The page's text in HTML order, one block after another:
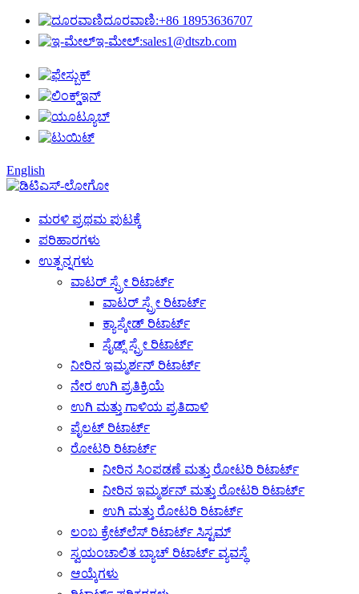
ದೂರವಾಣಿ:+86 18953636707
ಇ-ಮೇಲ್:sales1@dtszb.com
English
ಮರಳಿ ಪ್ರಥಮ ಪುಟಕ್ಕೆ
ಪರಿಹಾರಗಳು
ಉತ್ಪನ್ನಗಳು
ವಾಟರ್ ಸ್ಪ್ರೇ ರಿಟಾರ್ಟ್
ವಾಟರ್ ಸ್ಪ್ರೇ ರಿಟಾರ್ಟ್
ಕ್ಯಾಸ್ಕೇಡ್ ರಿಟಾರ್ಟ್
ಸೈಡ್ಸ್ ಸ್ಪ್ರೇ ರಿಟಾರ್ಟ್
ನೀರಿನ ಇಮ್ಮರ್ಶನ್ ರಿಟಾರ್ಟ್
ನೇರ ಉಗಿ ಪ್ರತಿಕ್ರಿಯೆ
ಉಗಿ ಮತ್ತು ಗಾಳಿಯ ಪ್ರತಿದಾಳಿ
ಪೈಲಟ್ ರಿಟಾರ್ಟ್
ರೋಟರಿ ರಿಟಾರ್ಟ್
ನೀರಿನ ಸಿಂಪಡಣೆ ಮತ್ತು ರೋಟರಿ ರಿಟಾರ್ಟ್
ನೀರಿನ ಇಮ್ಮರ್ಶನ್ ಮತ್ತು ರೋಟರಿ ರಿಟಾರ್ಟ್
ಉಗಿ ಮತ್ತು ರೋಟರಿ ರಿಟಾರ್ಟ್
ಲಂಬ ಕ್ರೇಟ್‌ಲೆಸ್ ರಿಟಾರ್ಟ್ ಸಿಸ್ಟಮ್
ಸ್ವಯಂಚಾಲಿತ ಬ್ಯಾಚ್ ರಿಟಾರ್ಟ್ ವ್ಯವಸ್ಥೆ
ಆಯ್ಕೆಗಳು